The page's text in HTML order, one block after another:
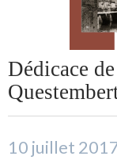
Dédicace
10 juillet